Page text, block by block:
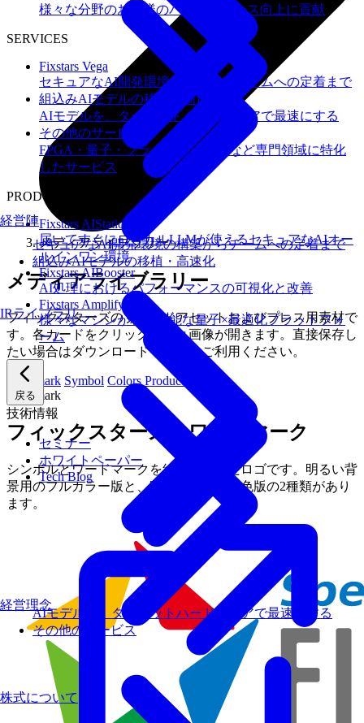
様々な分野のお客様のパフォーマンス向上に貢献
SERVICES
Fixstars Vega
セキュアなAI開発環境の構築からチームへの定着まで
組込みAIモデルの移植・高速化
AIモデルを、ターゲットハードウェアで最速にする
その他のサービス
FPGA・量子・フラッシュメモリなど専門領域に特化
したサービス
PRODUCTS
Fixstars AIStation
届いてすぐにローカルLLMが使えるセキュアなAIオー
ルインワン環境
Fixstars AIBooster
AI処理におけるパフォーマンスの可視化と改善
Fixstars Amplify
様々なマシンが利用可能な量子×最適化プラットフォ
ーム
戻る
技術情報
セミナー
ホワイトペーパー
Tech Blog
経営陣
経営理念
セキュアなAI開発環境の構築からチームへの定着まで
組込みAIモデルの移植・高速化
AIモデルを、ターゲットハードウェアで最速にする
その他のサービス
IRライブラリ
株式について
メディアライブラリー
メディアライブラリー
フィックスターズのブランドアセットおよびプレス用素材で
す。各カードをクリックすると画像が開きます。直接保存し
たい場合はダウンロードリンクをご利用ください。
Wordmark Symbol Colors Product logos
Wordmark
フィックスターズのワードマーク
シンボルとワードマークを組み合わせたロゴです。明るい背
景用のフルカラー版と、暗い背景用の明色版の2種類があり
ます。